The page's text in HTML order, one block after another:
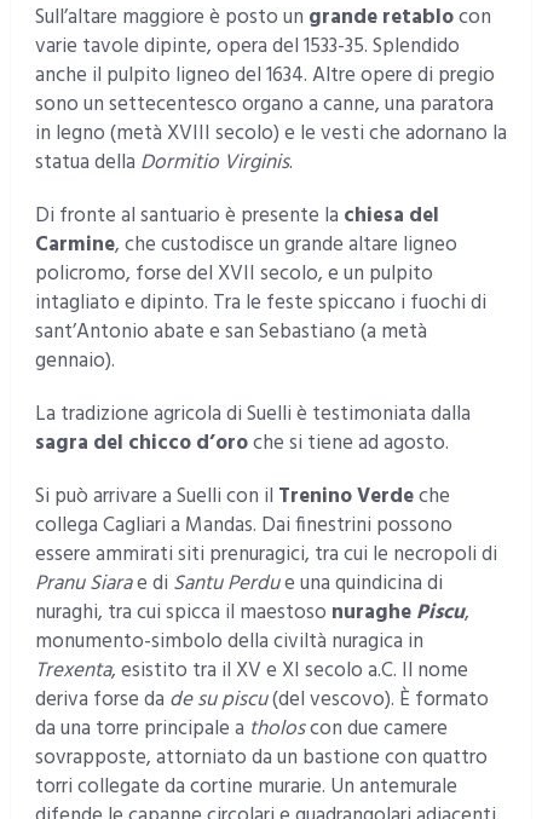
Sull’altare maggiore è posto un grande retablocon
varie tavole dipinte, opera del 1533-35. Splendido
anche il pulpito ligneo del 1634. Altre opere di pregio
sono un settecentesco organo a canne, una paratora
in legno (metà XVIII secolo) e le vesti che adornano la
statua della Dormitio Virginis.
Di fronte al santuario è presente la chiesa del
Carmine, che custodisce un grande altare ligneo
policromo, forse del XVII secolo, e un pulpito
intagliato e dipinto. Tra le feste spiccano i fuochi di
sant’Antonio abate e san Sebastiano (a metà
gennaio).
La tradizione agricola di Suelli è testimoniata dalla
sagra del chicco d’oroche si tiene ad agosto.
Si può arrivare a Suelli con il Trenino Verdeche
collega Cagliari a Mandas. Dai finestrini possono
essere ammirati siti prenuragici, tra cui le necropoli di
Pranu Siarae di Santu Perdue una quindicina di
nuraghi, tra cui spicca il maestoso nuraghePiscu,
monumento-simbolo della civiltà nuragica in
Trexenta, esistito tra il XV e XI secolo a.C. Il nome
deriva forse da de su piscu(del vescovo). È formato
da una torre principale a tholoscon due camere
sovrapposte, attorniato da un bastione con quattro
torri collegate da cortine murarie. Un antemurale